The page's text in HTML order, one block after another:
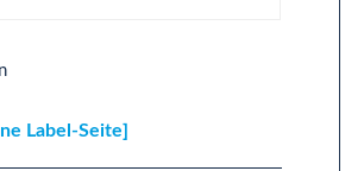
Label-Seite]